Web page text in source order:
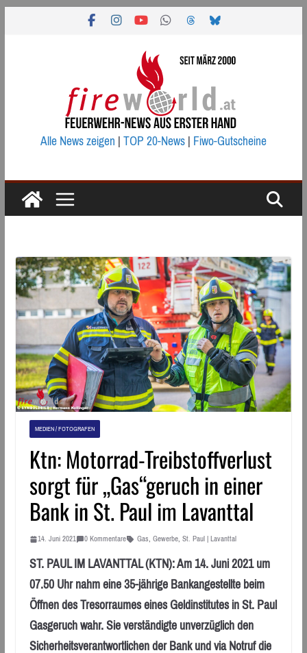
Alle News zeigen|TOP 20-News|Fiwo-Gutscheine
MEDIEN / FOTOGRAFEN
Ktn: Motorrad-Treibstoffverlust
sorgt für „Gas“geruch in einer
Bank in St. Paul im Lavanttal
14. Juni 2021 0 Kommentare Gas, Gewerbe, St. Paul | Lavanttal
ST. PAUL IM LAVANTTAL (KTN): Am 14. Juni 2021 um
07.50 Uhr nahm eine 35-jährige Bankangestellte beim
Öffnen des Tresorraumes eines Geldinstitutes in St. Paul
Gasgeruch wahr. Sie verständigte unverzüglich den
Sicherheitsverantwortlichen der Bank und via Notruf die